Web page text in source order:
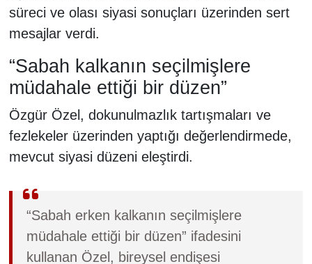
süreci ve olası siyasi sonuçları üzerinden sert
mesajlar verdi.
“Sabah kalkanın seçilmişlere
müdahale ettiği bir düzen”
Özgür Özel, dokunulmazlık tartışmaları ve
fezlekeler üzerinden yaptığı değerlendirmede,
mevcut siyasi düzeni eleştirdi.
“Sabah erken kalkanın seçilmişlere
müdahale ettiği bir düzen” ifadesini
kullanan Özel, bireysel endişesi